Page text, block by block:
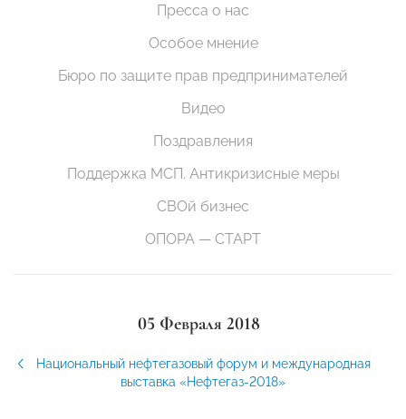
Пресса о нас
Особое мнение
Бюро по защите прав предпринимателей
Видео
Поздравления
Поддержка МСП. Антикризисные меры
СВОй бизнес
ОПОРА — СТАРТ
05 Февраля 2018
Национальный нефтегазовый форум и международная
выставка «Нефтегаз-2018»